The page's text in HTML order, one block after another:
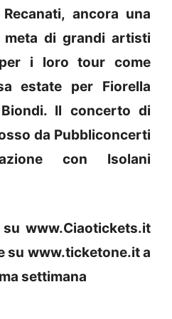
ancora una
di grandi artisti
i loro tour come
estate per Fiorella
Il concerto di
da Pubbliconcerti
con Isolani
www.Ciaotickets.it
su www.ticketone.it a
settimana